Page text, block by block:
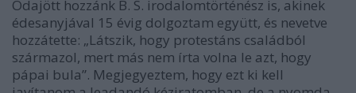
Odajött hozzánk B. S. irodalomtörténész is, akinek
édesanyjával 15 évig dolgoztam együtt, és nevetve
hozzátette: „Látszik, hogy protestáns családból
származol, mert más nem írta volna le azt, hogy
pápai bula”. Megjegyeztem, hogy ezt ki kell